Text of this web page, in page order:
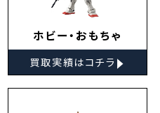
ホビー・おもちゃ
買取実績はコチラ ▸